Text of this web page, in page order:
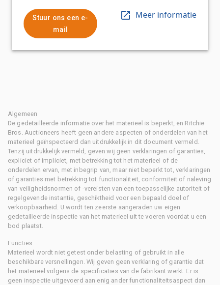
Stuur ons een e-
mail
Meer informatie
Algemeen
De gedetailleerde informatie over het materieel is beperkt, en Ritchie
Bros. Auctioneers heeft geen andere aspecten of onderdelen van het
materieel geïnspecteerd dan uitdrukkelijk in dit document vermeld.
Tenzij uitdrukkelijk vermeld, geven wij geen verklaringen of garanties,
expliciet of impliciet, met betrekking tot het materieel of de
onderdelen ervan, met inbegrip van, maar niet beperkt tot, verklaringen
of garanties met betrekking tot functionaliteit, conformiteit of naleving
van veiligheidsnormen of -vereisten van een toepasselijke autoriteit of
regelgevende instantie, geschiktheid voor een bepaald doel of
verkoopbaarheid. U wordt ten zeerste aangeraden uw eigen
gedetailleerde inspectie van het materieel uit te voeren voordat u een
bod plaatst.
Functies
Materieel wordt niet getest onder belasting of gebruikt in alle
beschikbare versnellingen. Wij geven geen verklaring of garantie dat
het materieel volgens de specificaties van de fabrikant werkt. Er is
geen inspectie uitgevoerd aan enig ander functionaliteitsaspect dan